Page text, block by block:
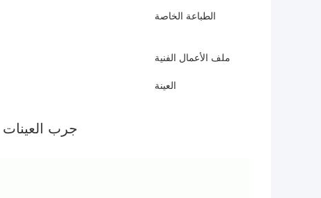
الطباعة الخاصة
ملف الأعمال الفنية
العينة
جرب العينات